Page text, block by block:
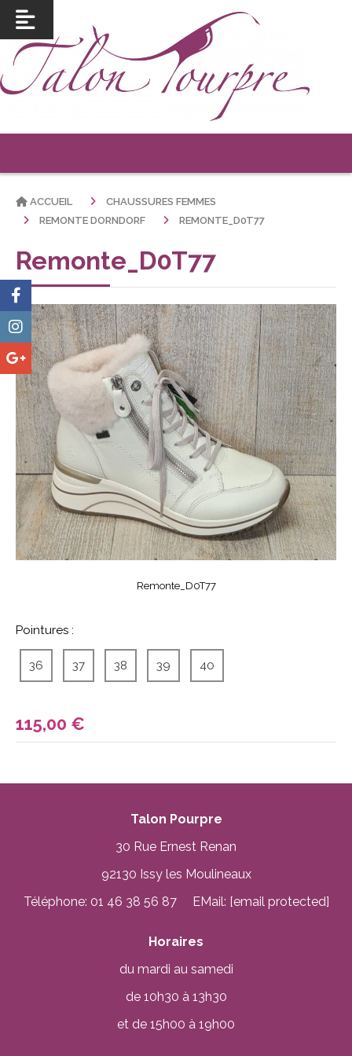
ACCUEIL
CHAUSSURES FEMMES
REMONTE DORNDORF
REMONTE_D0T77
Remonte_D0T77
Remonte_D0T77
Pointures :
36 37 38 39 40
115,00 €
Talon Pourpre
30 Rue Ernest Renan
92130 Issy les Moulineaux
Téléphone: 01 46 38 56 87 EMail: [email protected]
Horaires
du mardi au samedi
de 10h30 à 13h30
et de 15h00 à 19h00